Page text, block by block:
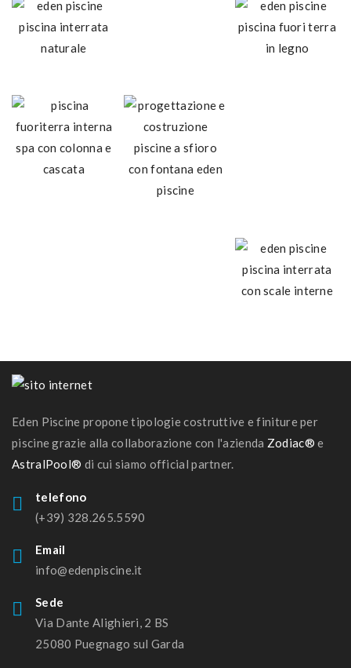
Eden Piscine propone tipologie costruttive e finiture per
piscine grazie alla collaborazione con l'azienda Zodiac® e
AstralPool® di cui siamo official partner.
telefono
(+39) 328.265.5590
Email
info@edenpiscine.it
Sede
Via Dante Alighieri, 2 BS
25080 Puegnago sul Garda